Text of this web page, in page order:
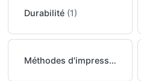
Durabilité (1)
Méthodes d'impression